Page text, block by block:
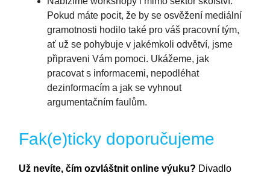
Pokud máte pocit, že by se osvěžení mediální
gramotnosti hodilo také pro váš pracovní tým,
ať už se pohybuje v jakémkoli odvětví, jsme
připraveni Vám pomoci. Ukážeme, jak
pracovat s informacemi, nepodléhat
dezinformacím a jak se vyhnout
argumentačním faulům.
Fak(e)ticky doporučujeme
Už nevíte, čím ozvláštnit online výuku? Divadlo